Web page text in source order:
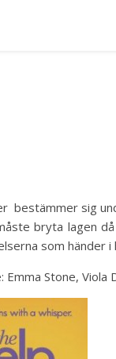
bestämmer sig
bryta lagen
som händer i
Emma Stone, Viola